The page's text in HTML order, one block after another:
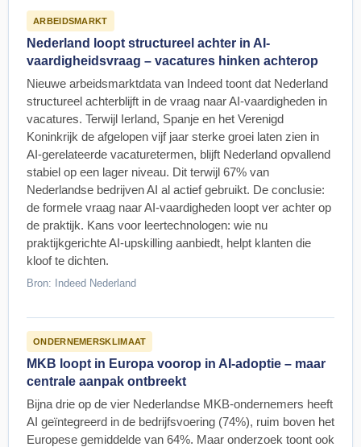
ARBEIDSMARKT
Nederland loopt structureel achter in AI-
vaardigheidsvraag – vacatures hinken achterop
Nieuwe arbeidsmarktdata van Indeed toont dat Nederland
structureel achterblijft in de vraag naar AI-vaardigheden in
vacatures. Terwijl Ierland, Spanje en het Verenigd
Koninkrijk de afgelopen vijf jaar sterke groei laten zien in
AI-gerelateerde vacaturetermen, blijft Nederland opvallend
stabiel op een lager niveau. Dit terwijl 67% van
Nederlandse bedrijven AI al actief gebruikt. De conclusie:
de formele vraag naar AI-vaardigheden loopt ver achter op
de praktijk. Kans voor leertechnologen: wie nu
praktijkgerichte AI-upskilling aanbiedt, helpt klanten die
kloof te dichten.
Bron: Indeed Nederland
ONDERNEMERSKLIMAAT
MKB loopt in Europa voorop in AI-adoptie – maar
centrale aanpak ontbreekt
Bijna drie op de vier Nederlandse MKB-ondernemers heeft
AI geïntegreerd in de bedrijfsvoering (74%), ruim boven het
Europese gemiddelde van 64%. Maar onderzoek toont ook